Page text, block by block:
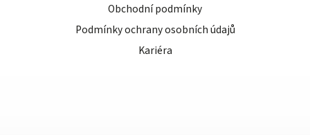
Obchodní podmínky
Podmínky ochrany osobních údajů
Kariéra